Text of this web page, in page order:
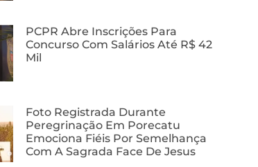
PCPR Abre Inscrições Para
Concurso Com Salários Até R$ 42
Mil
Foto Registrada Durante
Peregrinação Em Porecatu
Emociona Fiéis Por Semelhança
Com A Sagrada Face De Jesus